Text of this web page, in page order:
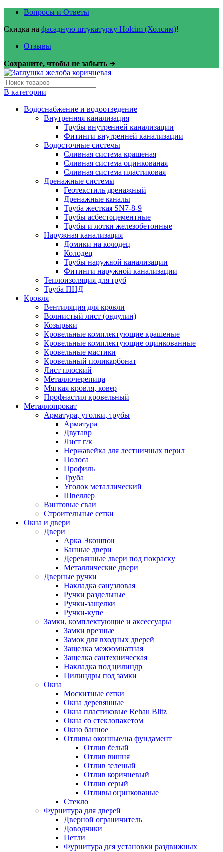
Вопросы и Ответы
Скидка на фасадную штукатурку Holcim (Холсим)!
Отзывы
Сохраните, чтобы не забыть ➜
В категории
Водоснабжение и водоотведение
Внутренняя канализация
Трубы внутренней канализации
Фитинги внутренней канализации
Водосточные системы
Сливная система крашеная
Сливная система оцинкованая
Сливная система пластиковая
Дренажные системы
Геотекстиль дренажный
Дренажные каналы
Труба жесткая SN7-8-9
Трубы асбестоцементные
Трубы и лотки железобетонные
Наружная канализация
Домики на колодец
Колодец
Трубы наружной канализации
Фитинги наружной канализации
Теплоизоляция для труб
Труба ПНД
Кровля
Вентиляция для кровли
Волнистый лист (ондулин)
Козырьки
Кровельные комплектующие крашеные
Кровельные комплектующие оцинкованные
Кровельные мастики
Кровельный поликарбонат
Лист плоский
Металлочерепица
Мягкая кровля, ковер
Профнастил кровельный
Металлопрокат
Арматура, уголки, трубы
Арматура
Двутавр
Лист г/к
Нержавейка для лестничных перил
Полоса
Профиль
Труба
Уголок металлический
Швеллер
Винтовые сваи
Строительные сетки
Окна и двери
Двери
Арка Экошпон
Банные двери
Деревянные двери под покраску
Металлические двери
Дверные ручки
Накладка санузловая
Ручки раздельные
Ручки-защелки
Ручки-купе
Замки, комплектующие и аксессуары
Замки врезные
Замок для входных дверей
Защелка межкомнатная
Защелка сантехническая
Накладка под цилиндр
Цилиндры под замки
Окна
Москитные сетки
Окна деревянные
Окна пластиковые Rehau Blitz
Окна со стеклопакетом
Окно банное
Отливы оконные/на фундамент
Отлив белый
Отлив вишня
Отлив зеленый
Отлив коричневый
Отлив серый
Отливы оцинкованые
Стекло
Фурнитура для дверей
Дверной ограничитель
Доводчики
Петли
Фурнитура для установки раздвижных